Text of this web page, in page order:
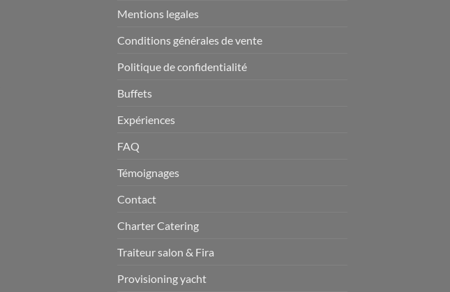
Mentions legales
Conditions générales de vente
Politique de confidentialité
Buffets
Expériences
FAQ
Témoignages
Contact
Charter Catering
Traiteur salon & Fira
Provisioning yacht